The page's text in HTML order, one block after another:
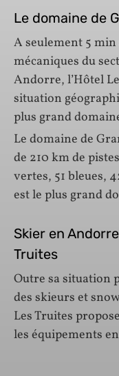
Le domaine de
A seulement 5
mécaniques du
Andorre, l’Hôtel
situation
plus grand
Le domaine de
de 210 km de
vertes, 51 bleues,
est le plus grand
Skier en
Truites
Outre sa situation
des skieurs et
Les Truites
les équipements